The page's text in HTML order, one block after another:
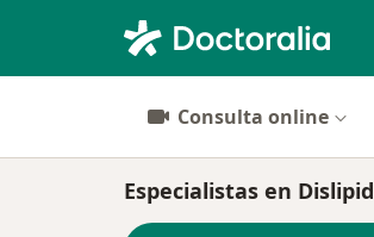
Consulta online
Especialistas en